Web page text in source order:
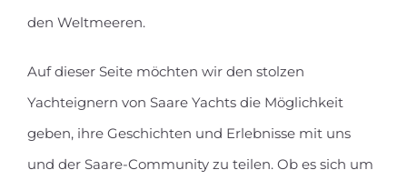
den Weltmeeren.
Auf dieser Seite möchten wir den stolzen
Yachteignern von Saare Yachts die Möglichkeit
geben, ihre Geschichten und Erlebnisse mit uns
und der Saare-Community zu teilen. Ob es sich um